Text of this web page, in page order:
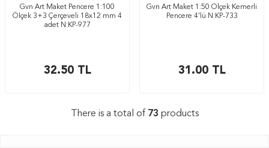
Gvn Art Maket Pencere 1:100
Ölçek 3+3 Çerçeveli 18x12 mm 4
adet N:KP-977
32.50TL
Gvn Art Maket 1:50 Ölçek Kemerli
Pencere 4’lü N:KP-733
31.00TL
There is a total of 73 products